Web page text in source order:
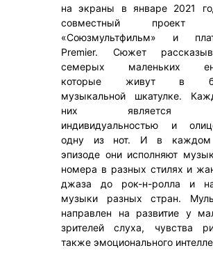
на экраны в январе 2021
совместный проект
«Союзмультфильм» и
Premier. Сюжет
семерых маленьких
которые живут в
музыкальной шкатулке.
них является
индивидуальностью и
одну из нот. И в каждом
эпизоде они исполняют
номера в разных стилях и
джаза до рок-н-ролла и
музыки разных стран.
направлен на развитие у
зрителей слуха, чувства
также эмоционального